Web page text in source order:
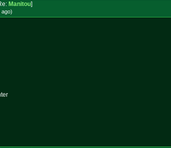
Manitou]
ago)